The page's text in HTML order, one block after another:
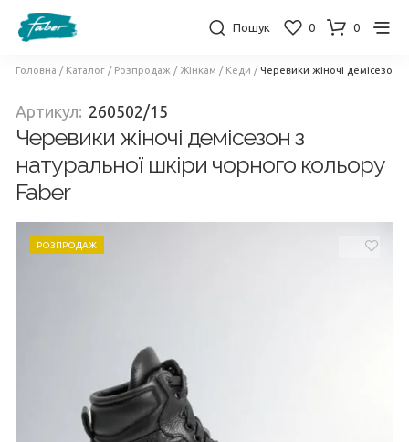
Пошук 0 0
Головна / Каталог / Розпродаж / Жінкам / Кеди /Черевики жіночі демісезон
Артикул: 260502/15
Черевики жіночі демісезон з
натуральної шкіри чорного кольору
Faber
РОЗПРОДАЖ